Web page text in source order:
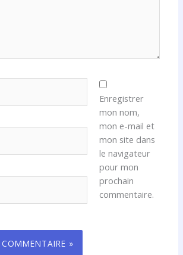
Enregistrer
mon nom,
mon e-mail et
mon site dans
le navigateur
pour mon
prochain
commentaire.